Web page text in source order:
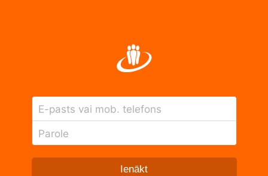
E-pasts vai mob. telefons
Parole
Ienākt